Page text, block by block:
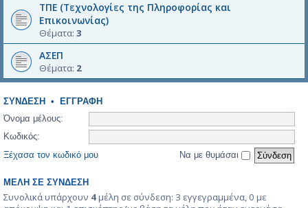
ΤΠΕ (Τεχνολογίες της Πληροφορίας και
Επικοινωνίας)
Θέματα: 3
ΑΣΕΠ
Θέματα: 2
ΣΎΝΔΕΣΗ • ΕΓΓΡΑΦΉ
Όνομα μέλους:
Κωδικός:
Ξέχασα τον κωδικό μου
Να με θυμάσαι
ΜΈΛΗ ΣΕ ΣΎΝΔΕΣΗ
Συνολικά υπάρχουν 4μέλη σε σύνδεση: 3 εγγεγραμμένα, 0 με